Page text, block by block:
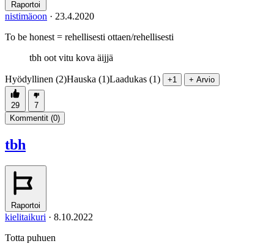
Raportoi
nistimäoon · 23.4.2020
To be honest = rehellisesti ottaen/rehellisesti
tbh oot vitu kova äijjä
Hyödyllinen (2)Hauska (1)Laadukas (1) +1 + Arvio
29
7
Kommentit (0)
tbh
Raportoi
kielitaikuri · 8.10.2022
Totta puhuen